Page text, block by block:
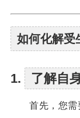
如何化解受
1. 了解自
首先，您需